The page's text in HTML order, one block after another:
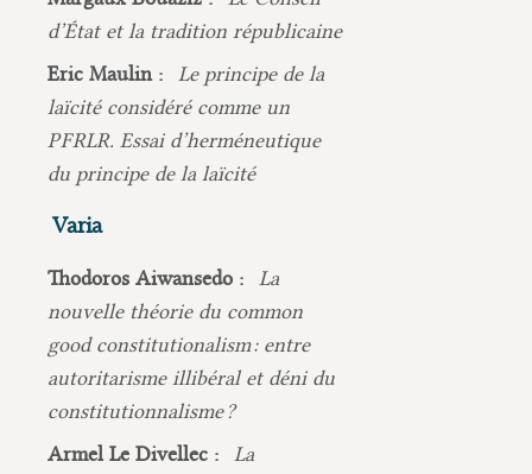
d’État et la tradition républicaine
Eric Maulin :
Le principe de la
laïcité considéré comme un
PFRLR. Essai d’herméneutique
du principe de la laïcité
Varia
Thodoros Aiwansedo :
La
nouvelle théorie du common
good constitutionalism : entre
autoritarisme illibéral et déni du
constitutionnalisme ?
Armel Le Divellec :
La